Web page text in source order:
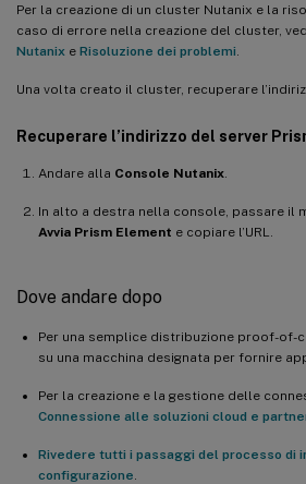
Per la creazione di un cluster Nutanix e la
caso di errore nella creazione del cluster,
Nutanix e Risoluzione dei problemi
Una volta creato il cluster, recuperare
Recuperare l’indirizzo del server
Andare alla Console Nutanix
In alto a destra nella console, passare il
Avvia Prism Element e copiare l’URL.
Dove andare dopo
Per una semplice distribuzione proof-of-
su una macchina designata per fornire
Per la creazione e la gestione delle
Connessione alle soluzioni cloud e
Rivedere tutti i passaggi del processo di
configurazione